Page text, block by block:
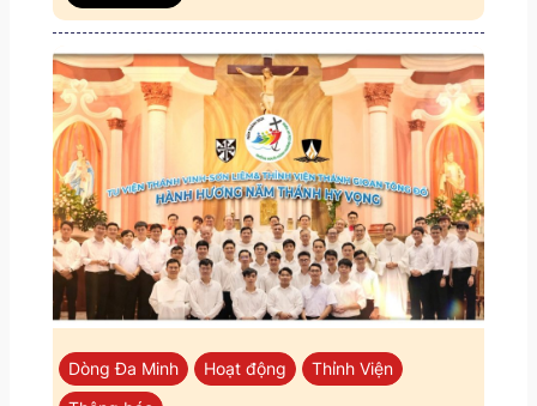
Dòng Đa Minh Hoạt động
Thỉnh Viện